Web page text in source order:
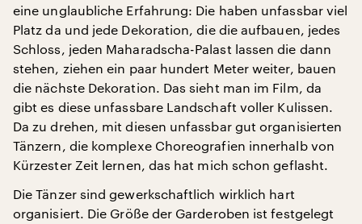
eine unglaubliche Erfahrung: Die haben unfassbar viel
Platz da und jede Dekoration, die die aufbauen, jedes
Schloss, jeden Maharadscha-Palast lassen die dann
stehen, ziehen ein paar hundert Meter weiter, bauen
die nächste Dekoration. Das sieht man im Film, da
gibt es diese unfassbare Landschaft voller Kulissen.
Da zu drehen, mit diesen unfassbar gut organisierten
Tänzern, die komplexe Choreografien innerhalb von
Kürzester Zeit lernen, das hat mich schon geflasht.
Die Tänzer sind gewerkschaftlich wirklich hart
organisiert. Die Größe der Garderoben ist festgelegt